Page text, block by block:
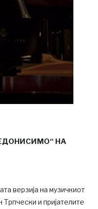
НА
верзија на музичкиот
и пријателите